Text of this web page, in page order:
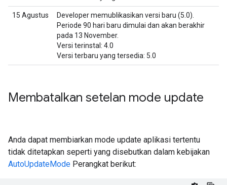
15 Agustus
Developer memublikasikan versi baru (5.0).
Periode 90 hari baru dimulai dan akan berakhir
pada 13 November.
Versi terinstal: 4.0
Versi terbaru yang tersedia: 5.0
Membatalkan setelan mode update
Anda dapat membiarkan mode update aplikasi tertentu
tidak ditetapkan seperti yang disebutkan dalam kebijakan
AutoUpdateMode Perangkat berikut: